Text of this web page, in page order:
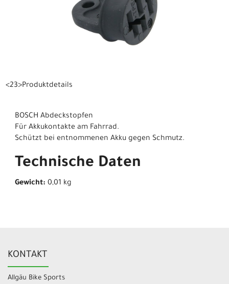
<23>Produktdetails
BOSCH Abdeckstopfen
Für Akkukontakte am Fahrrad.
Schützt bei entnommenen Akku gegen Schmutz.
Technische Daten
Gewicht: 0,01 kg
KONTAKT
Allgäu Bike Sports